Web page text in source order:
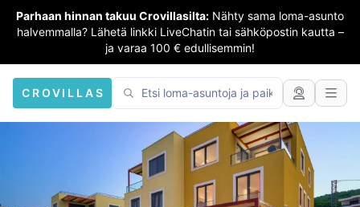
Parhaan hinnan takuu Crovillasilta: Nähty sama loma-asunto
halvemmalla? Lähetä linkki LiveChatin tai sähköpostin kautta –
ja varaa 100 € edullisemmin!
CROVILLAS